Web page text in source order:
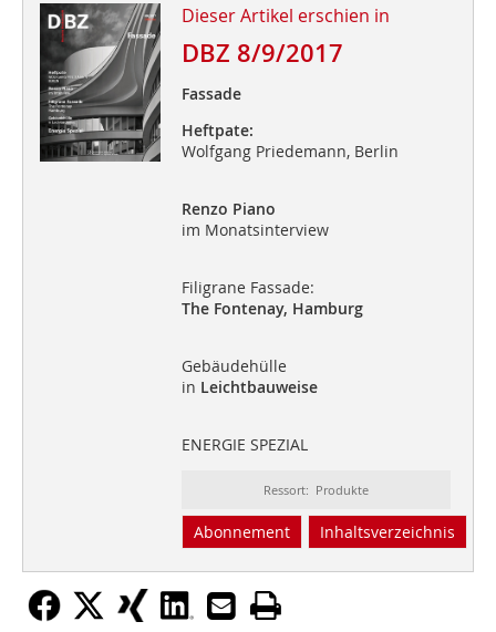
Dieser Artikel erschien in
DBZ 8/9/2017
Fassade
Heftpate:
Wolfgang Priedemann, Berlin
Renzo Piano
im Monatsinterview
Filigrane Fassade:
The Fontenay, Hamburg
Gebäudehülle
in Leichtbauweise
ENERGIE SPEZIAL
Ressort: Produkte
Abonnement Inhaltsverzeichnis